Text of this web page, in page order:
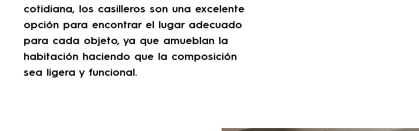
cotidiana, los casilleros son una excelente
opción para encontrar el lugar adecuado
para cada objeto, ya que amueblan la
habitación haciendo que la composición
sea ligera y funcional.